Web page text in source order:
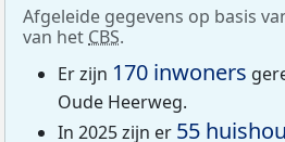
Afgeleide gegevens op basis
van het CBS.
Er zijn 170 inwoners
Oude Heerweg.
In 2025 zijn er 55